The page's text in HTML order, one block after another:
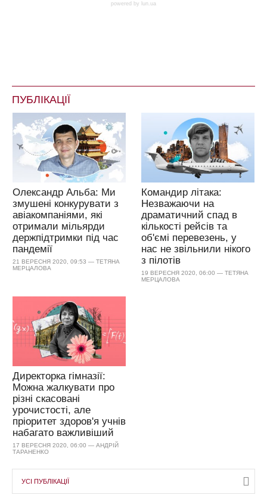
powered by lun.ua
ПУБЛІКАЦІЇ
Олександр Альба: Ми
змушені конкурувати з
авіакомпаніями, які
отримали мільярди
держпідтримки під час
пандемії
21 ВЕРЕСНЯ 2020, 09:53 — ТЕТЯНА
МЕРЦАЛОВА
Командир літака:
Незважаючи на
драматичний спад в
кількості рейсів та
об'ємі перевезень, у
нас не звільнили нікого
з пілотів
19 ВЕРЕСНЯ 2020, 06:00 — ТЕТЯНА
МЕРЦАЛОВА
Директорка гімназії:
Можна жалкувати про
різні скасовані
урочистості, але
пріоритет здоров'я учнів
набагато важливіший
17 ВЕРЕСНЯ 2020, 06:00 — АНДРІЙ
ТАРАНЕНКО
УСІ ПУБЛІКАЦІЇ